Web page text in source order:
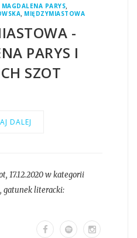
MAGDALENA PARYS,
, MIĘDZYMIASTOWA
-
PARYS I
SZOT
DALEJ
, 17.12.2020 w kategorii
, gatunek literacki: